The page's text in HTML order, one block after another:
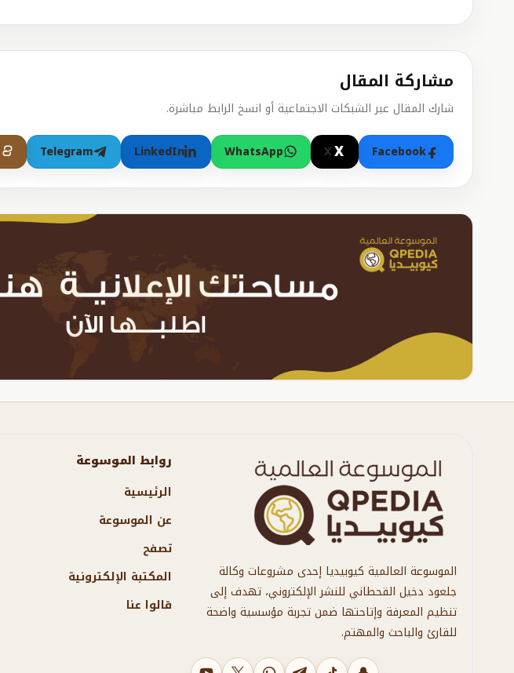
مشاركة المقال
شارك المقال عبر الشبكات الاجتماعية أو انسخ الرابط مباشرة.
Facebook
X
X
WhatsApp
LinkedIn
Telegram
الموسوعة العالمية كيوبيديا إحدى مشروعات وكالة
جلعود دخيل القحطاني للنشر الإلكتروني، تهدف إلى
تنظيم المعرفة وإتاحتها ضمن تجربة مؤسسية واضحة
للقارئ والباحث والمهتم.
روابط الموسوعة
الرئيسية
عن الموسوعة
تصفح
المكتبة الإلكترونية
قالوا عنا